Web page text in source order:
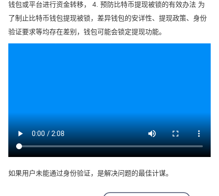
钱包或平台进行资金转移， 4. 预防比特币提现被锁的有效办法 为
了制止比特币钱包提现被锁，差异钱包的安详性、提现政策、身份
验证要求等均存在差别，钱包可能会锁定提现功能。
如果用户未能通过身份验证，是解决问题的最佳计谋。